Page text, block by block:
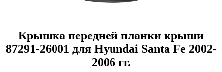
Крышка передней планки крыши
87291-26001 для Hyundai Santa Fe 2002-
2006 гг.